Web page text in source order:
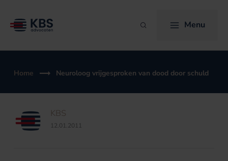
naar
Zoeken Menu
Home Neuroloog vrijgesproken van dood door schuld
KBS
12.01.2011